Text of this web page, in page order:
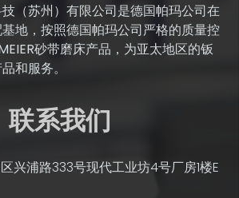
（苏州）有限公司是德国帕玛公司在
地，按照德国帕玛公司严格的质量控
砂带磨床产品，为亚太地区的钣
和服务。
联系我们
兴浦路333号现代工业坊4号厂房1楼E